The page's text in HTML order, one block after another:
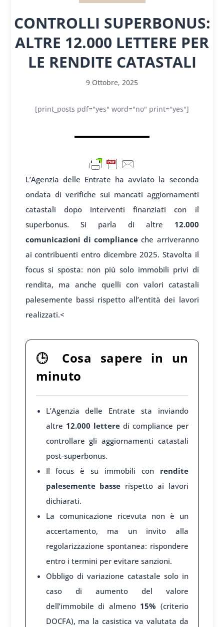
CONTROLLI SUPERBONUS:
ALTRE 12.000 LETTERE PER
LE RENDITE CATASTALI
9 Ottobre, 2025
[print_posts pdf="yes" word="no" print="yes"]
L’Agenzia delle Entrate ha avviato la seconda
ondata di verifiche sui mancati aggiornamenti
catastali dopo interventi finanziati con il
superbonus. Si parla di altre 12.000
comunicazioni di compliance che arriveranno
ai contribuenti entro dicembre 2025. Stavolta il
focus si sposta: non più solo immobili privi di
rendita, ma anche quelli con valori catastali
palesemente bassi rispetto all’entità dei lavori
realizzati.<
🕒 Cosa sapere in un
minuto
L’Agenzia delle Entrate sta inviando
altre 12.000 letteredi compliance per
controllare gli aggiornamenti catastali
post-superbonus.
Il focus è su immobili con rendite
palesemente basse rispetto ai lavori
dichiarati.
La comunicazione ricevuta non è un
accertamento, ma un invito alla
regolarizzazione spontanea: rispondere
entro i termini per evitare sanzioni.
Obbligo di variazione catastale solo in
caso di aumento del valore
dell’immobile di almeno 15% (criterio
DOCFA), ma la casistica va valutata da